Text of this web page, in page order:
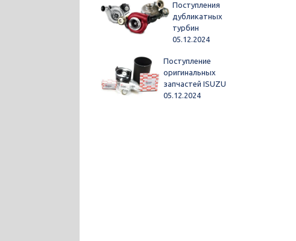
Поступления
дубликатных
турбин
05.12.2024
Поступление
оригинальных
запчастей ISUZU
05.12.2024